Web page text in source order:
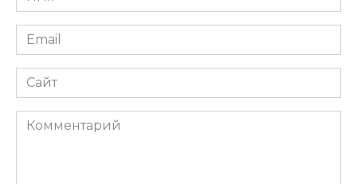
*
Email
*
Сайт
Комментарий